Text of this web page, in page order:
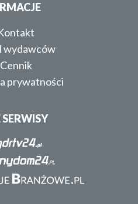
wydawców
Cennik
prywatności